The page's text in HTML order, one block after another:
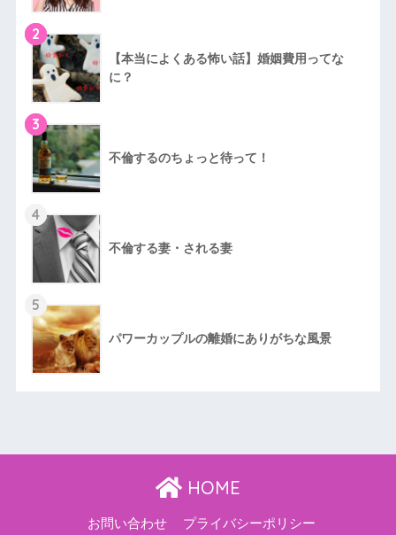
2
【本当によくある怖い話】婚姻費用ってな
に？
3
不倫するのちょっと待って！
4
不倫する妻・される妻
5
パワーカップルの離婚にありがちな風景
HOME
お問い合わせ プライバシーポリシー